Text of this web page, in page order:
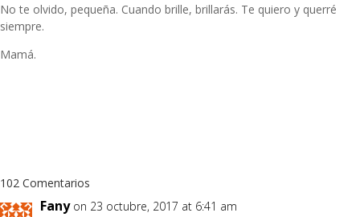
No te olvido, pequeña. Cuando brille, brillarás. Te quiero y querré
siempre.
Mamá.
102 Comentarios
Fany on 23 octubre, 2017 at 6:41 am